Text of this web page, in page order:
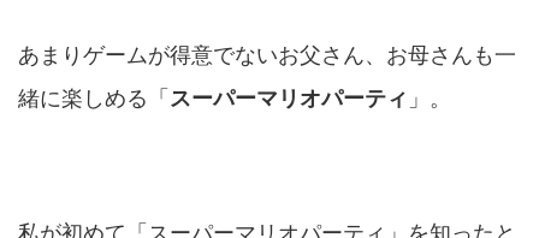
あまりゲームが得意でないお父さん、お母さんも一
緒に楽しめる「 スーパーマリオパーティ 」。